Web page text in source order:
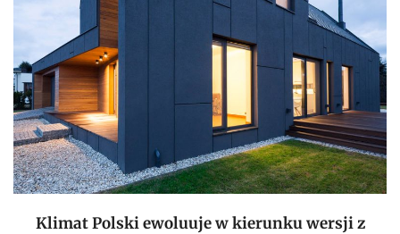
Klimat Polski ewoluuje w kierunku wersji z